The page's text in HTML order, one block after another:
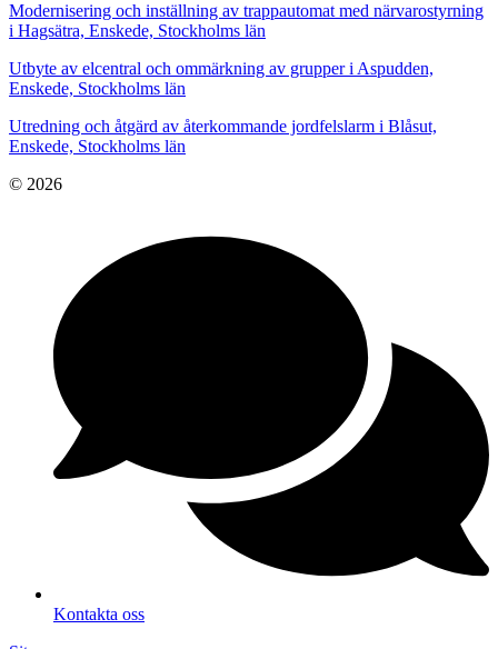
Modernisering och inställning av trappautomat med närvarostyrning
i Hagsätra, Enskede, Stockholms län
Utbyte av elcentral och ommärkning av grupper i Aspudden,
Enskede, Stockholms län
Utredning och åtgärd av återkommande jordfelslarm i Blåsut,
Enskede, Stockholms län
© 2026
Kontakta oss